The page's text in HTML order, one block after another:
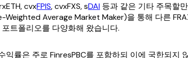
cvxFPIS, cvxFXS, sDAI 등과 같은 기타 주목할
Weighted Average Market Maker)을 통해 다른
트폴리오를 다양화해 왔습니다.
익률은 주로 FinresPBC를 포함하되 이에 국한되지